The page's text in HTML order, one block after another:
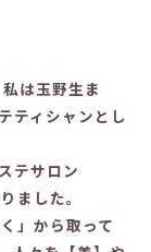
は玉野生ま
ティシャンとし
テサロン
ました。
」から取って